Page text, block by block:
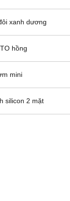
xanh dương
hồng
mini
silicon 2 mặt